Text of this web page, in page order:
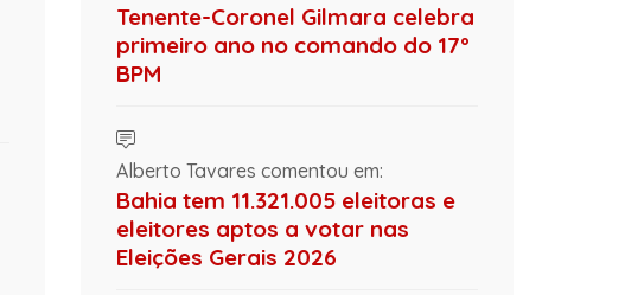
Tenente-Coronel Gilmara celebra
primeiro ano no comando do 17º
BPM
Alberto Tavares comentou em:
Bahia tem 11.321.005 eleitoras e
eleitores aptos a votar nas
Eleições Gerais 2026